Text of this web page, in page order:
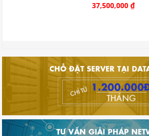
37,500,000₫